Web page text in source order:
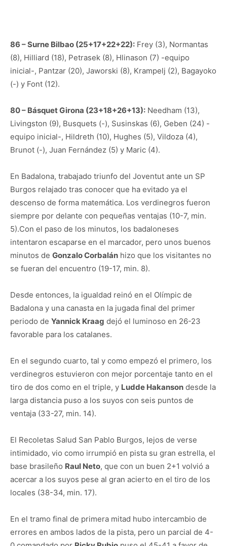
86 – Surne Bilbao (25+17+22+22): Frey (3), Normantas
(8), Hilliard (18), Petrasek (8), Hlinason (7) -equipo
inicial-, Pantzar (20), Jaworski (8), Krampelj (2), Bagayoko
(-) y Font (12).
80 – Básquet Girona (23+18+26+13): Needham (13),
Livingston (9), Busquets (-), Susinskas (6), Geben (24) -
equipo inicial-, Hildreth (10), Hughes (5), Vildoza (4),
Brunot (-), Juan Fernández (5) y Maric (4).
En Badalona, trabajado triunfo del Joventut ante un SP
Burgos relajado tras conocer que ha evitado ya el
descenso de forma matemática. Los verdinegros fueron
siempre por delante con pequeñas ventajas (10-7, min.
5).Con el paso de los minutos, los badaloneses
intentaron escaparse en el marcador, pero unos buenos
minutos de Gonzalo Corbalán hizo que los visitantes no
se fueran del encuentro (19-17, min. 8).
Desde entonces, la igualdad reinó en el Olímpic de
Badalona y una canasta en la jugada final del primer
periodo de Yannick Kraag dejó el luminoso en 26-23
favorable para los catalanes.
En el segundo cuarto, tal y como empezó el primero, los
verdinegros estuvieron con mejor porcentaje tanto en el
tiro de dos como en el triple, y Ludde Hakanson desde la
larga distancia puso a los suyos con seis puntos de
ventaja (33-27, min. 14).
El Recoletas Salud San Pablo Burgos, lejos de verse
intimidado, vio como irrumpió en pista su gran estrella, el
base brasileño Raul Neto, que con un buen 2+1 volvió a
acercar a los suyos pese al gran acierto en el tiro de los
locales (38-34, min. 17).
En el tramo final de primera mitad hubo intercambio de
errores en ambos lados de la pista, pero un parcial de 4-